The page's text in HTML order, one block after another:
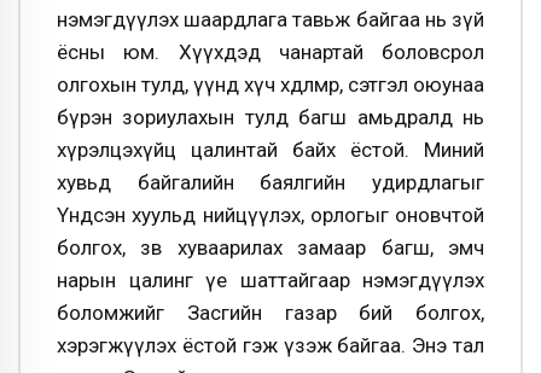
нэмэгдүүлэх шаардлага тавьж байгаа нь зүй
ёсны юм. Хүүхдэд чанартай боловсрол
олгохын тулд, үүнд хүч хөдөлмөр, сэтгэл оюунаа
бүрэн зориулахын тулд багш амьдралд нь
хүрэлцэхүйц цалинтай байх ёстой. Миний
хувьд байгалийн баялгийн удирдлагыг
Үндсэн хуульд нийцүүлэх, орлогыг оновчтой
болгох, зөв хуваарилах замаар багш, эмч
нарын цалинг үе шаттайгаар нэмэгдүүлэх
боломжийг Засгийн газар бий болгох,
хэрэгжүүлэх ёстой гэж үзэж байгаа. Энэ тал